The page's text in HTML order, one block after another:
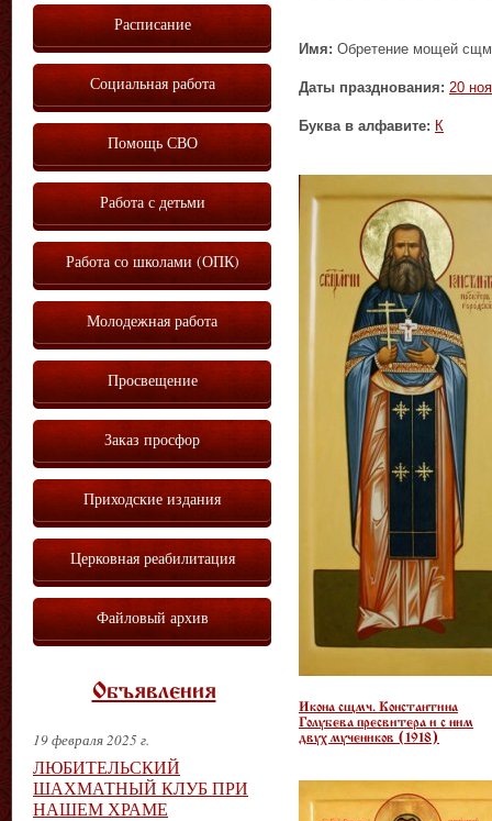
Имя: Обретение мощей
Даты празднования: 20
Буква в алфавите: К
Икона сщмч. Константина
Голубева пресвитера и с ним
двух мучеников (1918)
Расписание
Социальная работа
Помощь СВО
Работа с детьми
Работа со школами (ОПК)
Молодежная работа
Просвещение
Заказ просфор
Приходские издания
Церковная реабилитация
Файловый архив
Объявления
19 февраля 2025 г.
ЛЮБИТЕЛЬСКИЙ
ШАХМАТНЫЙ КЛУБ ПРИ
НАШЕМ ХРАМЕ